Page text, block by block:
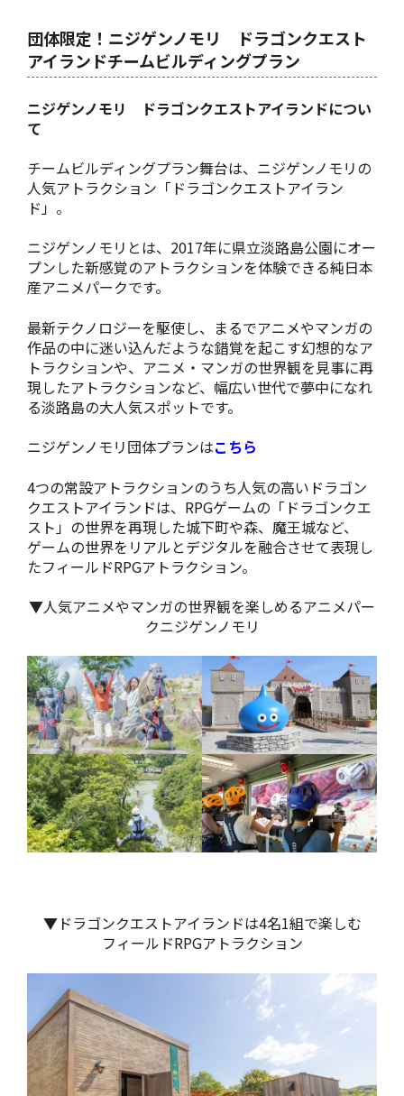
団体限定！ニジゲンノモリ ドラゴンクエスト
アイランドチームビルディングプラン
ニジゲンノモリ ドラゴンクエストアイランドについ
て
チームビルディングプラン舞台は、ニジゲンノモリの
人気アトラクション「ドラゴンクエストアイラン
ド」。
ニジゲンノモリとは、 2017年に県立淡路島公園にオー
プンした新感覚のアトラクションを体験できる純日本
産アニメパークです。
最新テクノロジーを駆使し、まるでアニメやマンガの
作品の中に迷い込んだような錯覚を起こす幻想的なア
トラクションや、アニメ・マンガの世界観を見事に再
現したアトラクションなど、幅広い世代で夢中になれ
る淡路島の大人気スポットです。
ニジゲンノモリ団体プランはこちら
4つの常設アトラクションのうち人気の高いドラゴン
クエストアイランドは、RPGゲームの 「ドラゴンクエ
スト」の世界を再現した城下町や森、魔王城など、
ゲームの世界をリアルとデジタルを融合させて表現し
たフィールドRPGアトラクション。
▼人気アニメやマンガの世界観を楽しめるアニメパー
クニジゲンノモリ
▼ドラゴンクエストアイランドは4名1組で楽しむ
フィールドRPGアトラクション